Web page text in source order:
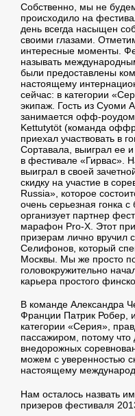
Собственно, мы не
происходило на
день всегда насыщен
своими глазами.
интересные моменты.
называть
были предоставлены
настоящему
сейчас: в категории
экипаж. Гость из Суоми
занимается офф-
Kettutytöt (команда
приехал участвовать в
Сортавала, выиграл ее
в фестивале «Гирвас».
выиграл в своей
скидку на участие в
Russia», которое
очень серьезная гонка
организует партнер
марафон Pro-X. Этот
призерам лично вручил
Селифонов, который
Москвы. Мы же просто
головокружительно
карьера простого
В команде Александра
Франции Патрик Робер,
категории «Серия»,
пассажиром, потому что
внедорожных
можем с уверенностью
настоящему
Нам осталось назвать
призеров фестиваля